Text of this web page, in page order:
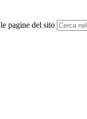
pagine del sito